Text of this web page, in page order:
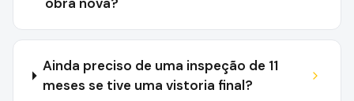
Ainda preciso de uma inspeção de 11
meses se tive uma vistoria final?